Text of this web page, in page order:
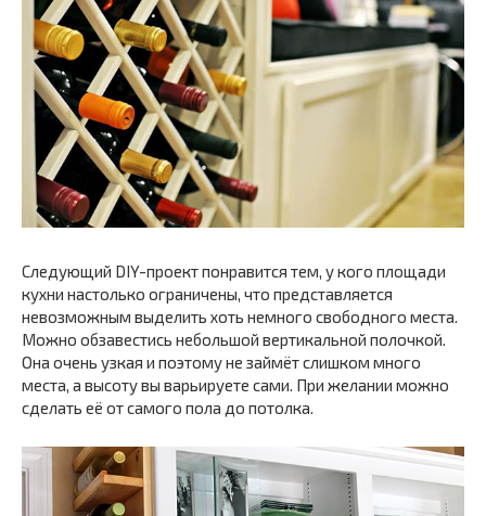
Следующий DIY-проект понравится тем, у кого площади
кухни настолько ограничены, что представляется
невозможным выделить хоть немного свободного места.
Можно обзавестись небольшой вертикальной полочкой.
Она очень узкая и поэтому не займёт слишком много
места, а высоту вы варьируете сами. При желании можно
сделать её от самого пола до потолка.